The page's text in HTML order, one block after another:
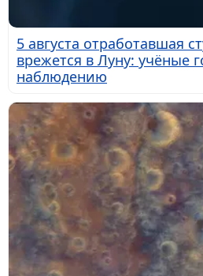
5 августа отработавшая
врежется в Луну: учёные
наблюдению